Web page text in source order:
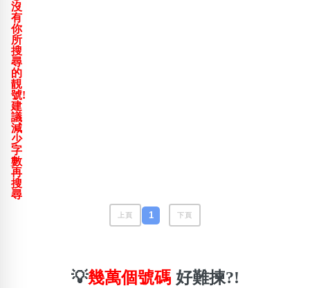
清除全部分類
沒
有
你
所
搜
尋
的
靚
號!
建
議
減
少
字
數
再
搜
尋
上頁 1 下頁
💡幾萬個號碼 好難揀?!